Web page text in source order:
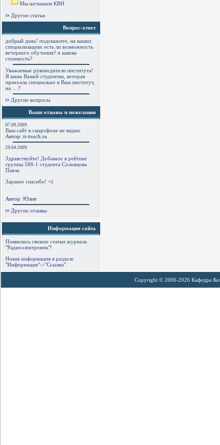
Мы начинаем КВН
Другие статьи
Вопрос-ответ
добрый день! подскажите, на ваших
специализациях есть ли возможность
вечернего обучения? и какова
стоимость?
Уважаемые руководители института!
Я мама Вашей студентки, которая
приехала специально в Ваш институт,
на ... ?
Другие вопросы
Ваши отзывы и пожелания
07.09.2009
Ваш сайт в смартфоне не видно
Автор: it-touch.ru
29.04.2009
Здравствуйте! Добавьте в рейтинг
группы 588-1 студента Соловцова
Павла.
Заранее спасибо! =)
Автор: Юлия
Другие отзывы
Информация сайта
Появились свежие статьи журнала
"Радиоэлектроник"!
Новая информация в разделе
"Информация"->"Ссылки".
Copyright © 2006-2026 Кафедра